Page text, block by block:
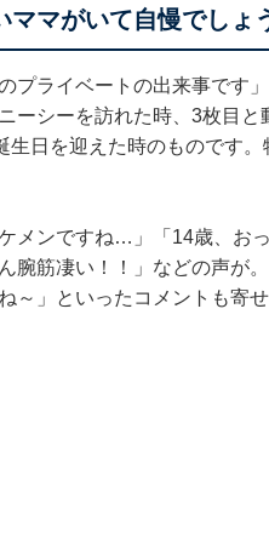
ママがいて自慢でしょ
プライベートの出来事です
ーシーを訪れた時、3枚目
生日を迎えた時のものです
メンですね…」「14歳、お
腕筋凄い！！」などの声が
～」といったコメントも寄せ